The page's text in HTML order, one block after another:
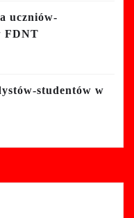
uczniów-
FDNT
studentów w